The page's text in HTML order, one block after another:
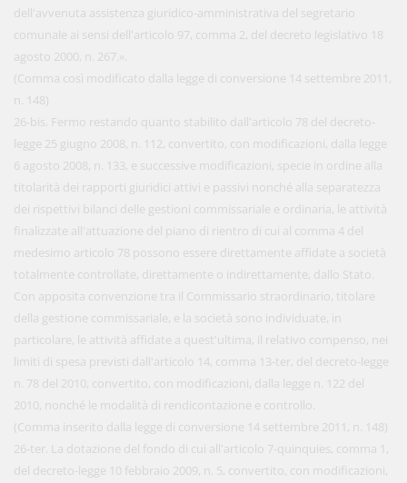
dell'avvenuta assistenza giuridico-amministrativa del segretario
comunale ai sensi dell'articolo 97, comma 2, del decreto legislativo 18
agosto 2000, n. 267.».
(Comma così modificato dalla legge di conversione 14 settembre 2011,
n. 148)
26-bis. Fermo restando quanto stabilito dall'articolo 78 del decreto-
legge 25 giugno 2008, n. 112, convertito, con modificazioni, dalla legge
6 agosto 2008, n. 133, e successive modificazioni, specie in ordine alla
titolarità dei rapporti giuridici attivi e passivi nonché alla separatezza
dei rispettivi bilanci delle gestioni commissariale e ordinaria, le attività
finalizzate all'attuazione del piano di rientro di cui al comma 4 del
medesimo articolo 78 possono essere direttamente affidate a società
totalmente controllate, direttamente o indirettamente, dallo Stato.
Con apposita convenzione tra il Commissario straordinario, titolare
della gestione commissariale, e la società sono individuate, in
particolare, le attività affidate a quest'ultima, il relativo compenso, nei
limiti di spesa previsti dall'articolo 14, comma 13-ter, del decreto-legge
n. 78 del 2010, convertito, con modificazioni, dalla legge n. 122 del
2010, nonché le modalità di rendicontazione e controllo.
(Comma inserito dalla legge di conversione 14 settembre 2011, n. 148)
26-ter. La dotazione del fondo di cui all'articolo 7-quinquies, comma 1,
del decreto-legge 10 febbraio 2009, n. 5, convertito, con modificazioni,